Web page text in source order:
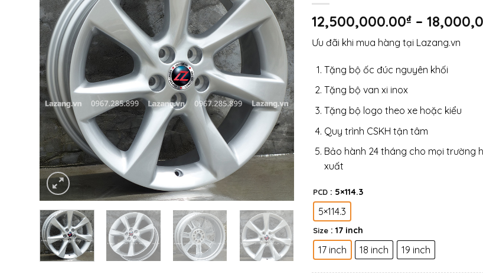
12,500,000.00₫ –
Ưu đãi khi mua hàng tại Lazang.vn
Tặng bộ ốc đúc nguyên khối
Tặng bộ van xi inox
Tặng bộ logo theo xe hoặc kiểu
Quy trình CSKH tận tâm
Bảo hành 24 tháng cho mọi trường
xuất
PCD : 5×114.3
5×114.3
Size : 17 inch
17 inch 18 inch 19 inch